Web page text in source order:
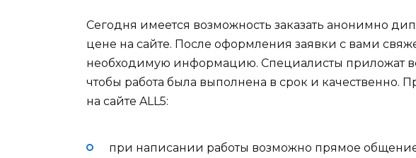
Сегодня имеется возможность заказать анонимно
цене на сайте. После оформления заявки с вами
необходимую информацию. Специалисты приложат
чтобы работа была выполнена в срок и качественно.
на сайте ALL5:
при написании работы возможно прямое